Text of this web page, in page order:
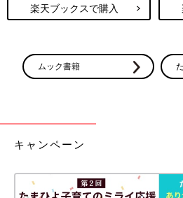
楽天ブックスで購入
ムック書籍
キャンペーン